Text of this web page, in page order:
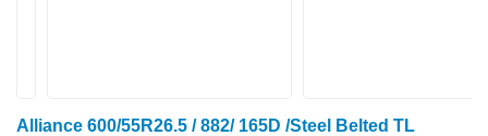
Alliance 600/55R26.5 / 882/ 165D /Steel Belted TL